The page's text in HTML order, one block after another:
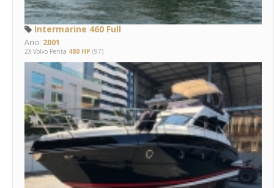
Intermarine 460 Full
Ano: 2001
2X Volvo Penta 480 HP (97)